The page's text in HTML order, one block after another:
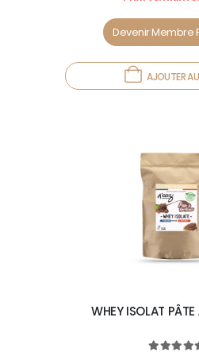
Devenir Membre
AJOUTER
WHEY ISOLAT PÂTE